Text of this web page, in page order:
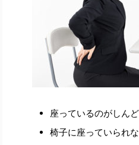
座っているのがしん
椅子に座っていられ